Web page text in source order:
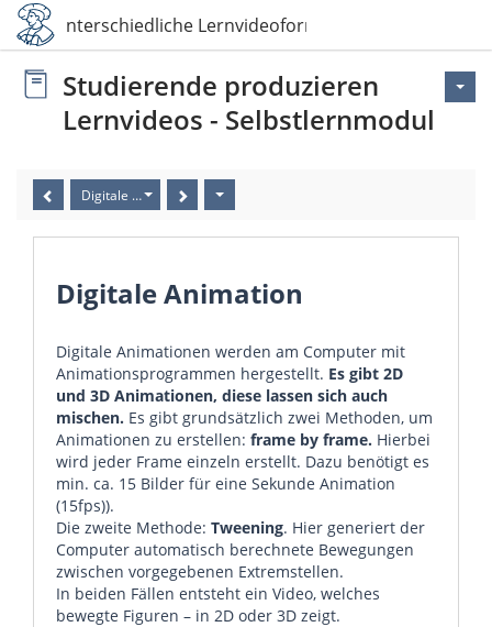
Unterschiedliche Lernvideoformate
Studierende produzieren
Lernvideos - Selbstlernmodul
Digitale Animation
Digitale Animation
Digitale Animationen werden am Computer mit
Animationsprogrammen hergestellt. Es gibt 2D
und 3D Animationen, diese lassen sich auch
mischen. Es gibt grundsätzlich zwei Methoden, um
Animationen zu erstellen: frame by frame. Hierbei
wird jeder Frame einzeln erstellt. Dazu benötigt es
min. ca. 15 Bilder für eine Sekunde Animation
(15fps)).
Die zweite Methode: Tweening. Hier generiert der
Computer automatisch berechnete Bewegungen
zwischen vorgegebenen Extremstellen.
In beiden Fällen entsteht ein Video, welches
bewegte Figuren – in 2D oder 3D zeigt.